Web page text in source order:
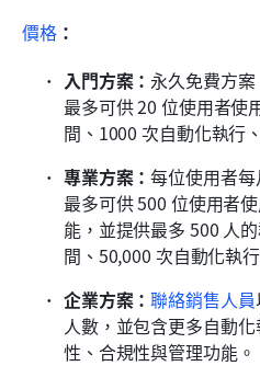
價格：
入門方案： 永久免費方案
最多可供 20 位使用者使
間、1000 次自動化執行
專業方案：每位使用者每
最多可供 500 位使用者
能，並提供最多 500 人
間、50,000 次自動化執
企業方案：聯絡銷售人員
人數，並包含更多自動
性、合規性與管理功能。